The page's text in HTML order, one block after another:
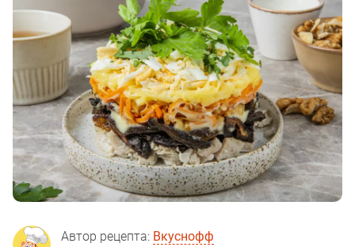
Автор рецепта: Вкуснофф